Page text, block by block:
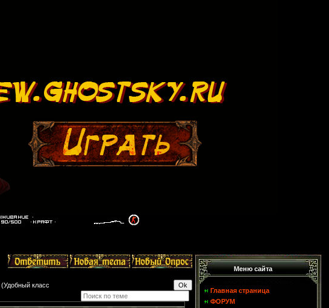
(Удобный класс
Меню сайта
Главная страница
ФОРУМ